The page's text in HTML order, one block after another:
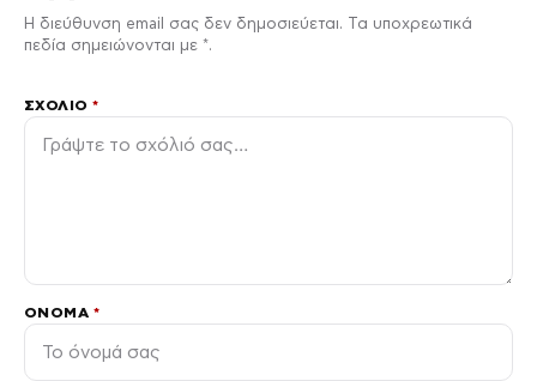
Η διεύθυνση email σας δεν δημοσιεύεται. Τα υποχρεωτικά
πεδία σημειώνονται με *.
ΣΧΌΛΙΟ*
ΌΝΟΜΑ *